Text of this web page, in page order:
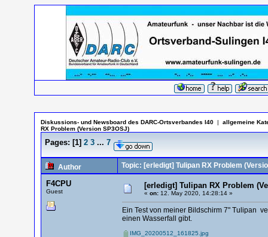
Diskussions- und Newsboard des DARC-Ortsverbandes I40 |
allgemeine
RX Problem (Version SP3OSJ)
Pages: [1] 2 3 ... 7
Author Topic: [erledigt] Tulipan RX Problem
F4CPU
Guest
[erledigt] Tulipan RX Problem
« on:12. May 2020, 14:28:14 »
Ein Test von meiner Bildschirm 7" Tulipan
einen Wasserfall gibt.
IMG_20200512_161825.jpg